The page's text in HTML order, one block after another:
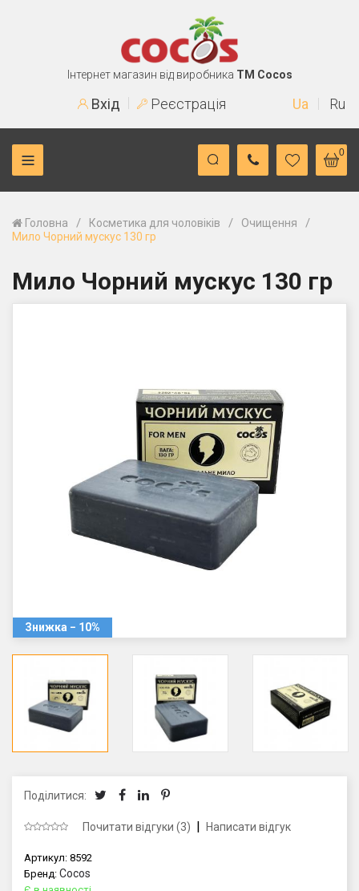
Інтернет магазин від виробника TM Cocos
Вхід Реєстрація Ua Ru
0
Головна / Косметика для чоловіків / Очищення /
Мило Чорний мускус 130 гр
Мило Чорний мускус 130 гр
Знижка − 10%
Поділитися:
Почитати відгуки (3) | Написати відгук
Артикул: 8592
Бренд: Cocos